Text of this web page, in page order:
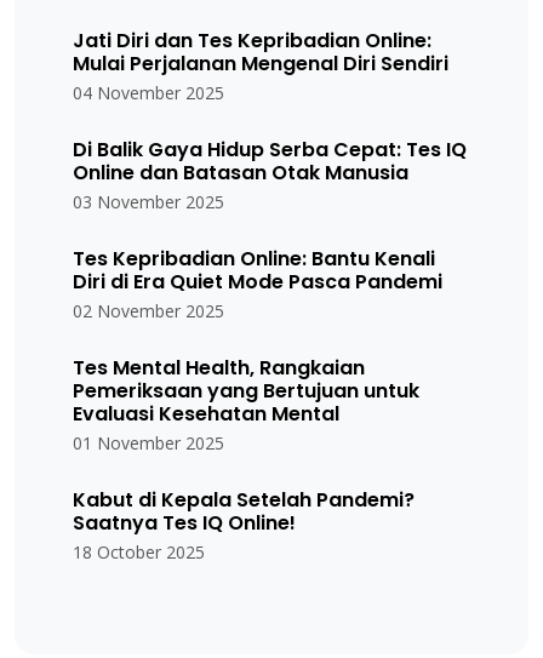
Jati Diri dan Tes Kepribadian Online:
Mulai Perjalanan Mengenal Diri Sendiri
04 November 2025
Di Balik Gaya Hidup Serba Cepat: Tes IQ
Online dan Batasan Otak Manusia
03 November 2025
Tes Kepribadian Online: Bantu Kenali
Diri di Era Quiet Mode Pasca Pandemi
02 November 2025
Tes Mental Health, Rangkaian
Pemeriksaan yang Bertujuan untuk
Evaluasi Kesehatan Mental
01 November 2025
Kabut di Kepala Setelah Pandemi?
Saatnya Tes IQ Online!
18 October 2025